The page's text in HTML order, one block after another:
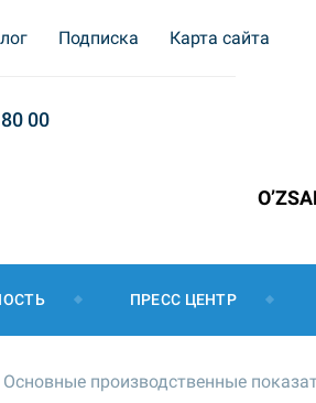
Подписка Карта сайта
00
ПРЕСС ЦЕНТР
Основные производственные